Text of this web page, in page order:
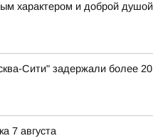
характером и доброй
Сити" задержали более
7 августа